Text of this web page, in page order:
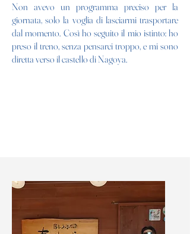
Non avevo un programma preciso per la
giornata, solo la voglia di lasciarmi trasportare
dal momento. Così ho seguito il mio istinto: ho
preso il treno, senza pensarci troppo, e mi sono
diretta verso il castello di Nagoya.